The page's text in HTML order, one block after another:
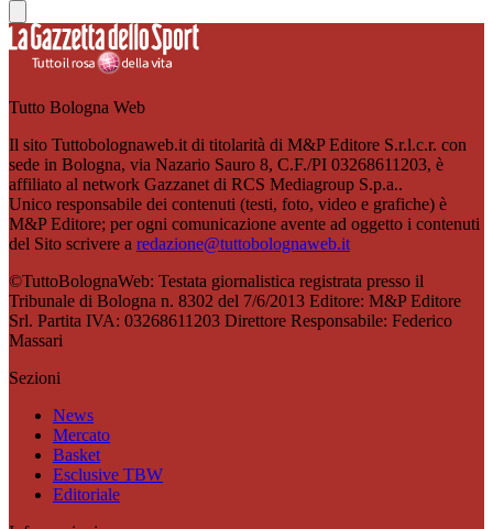
Tutto Bologna Web
Il sito Tuttobolognaweb.it di titolarità di M&P Editore S.r.l.c.r. con
sede in Bologna, via Nazario Sauro 8, C.F./PI 03268611203, è
affiliato al network Gazzanet di RCS Mediagroup S.p.a..
Unico responsabile dei contenuti (testi, foto, video e grafiche) è
M&P Editore; per ogni comunicazione avente ad oggetto i contenuti
del Sito scrivere a redazione@tuttobolognaweb.it
©TuttoBolognaWeb: Testata giornalistica registrata presso il
Tribunale di Bologna n. 8302 del 7/6/2013 Editore: M&P Editore
Srl. Partita IVA: 03268611203 Direttore Responsabile: Federico
Massari
Sezioni
News
Mercato
Basket
Esclusive TBW
Editoriale